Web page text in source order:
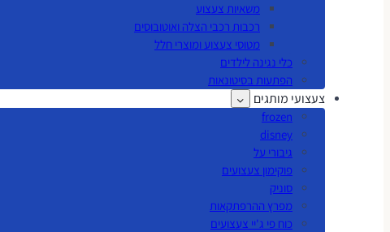
משאיות צעצוע
רכבות רכבי הצלה ואוטובוסים
מטוסי צעצוע ומוצרי חלל
כלי נגינה לילדים
הפתעות בסיטונאות
צעצועי מותגים
frozen
disney
גיבורי על
פוקימון צעצועים
סוניק
מפרץ ההרפתקאות
כוח פי ג'יי צעצועים